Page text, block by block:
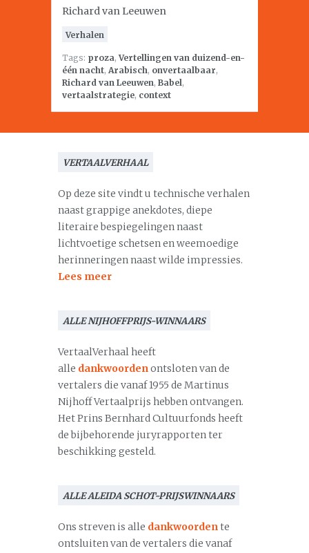
Richard van Leeuwen
Verhalen
Tags: proza,Vertellingen van duizend-en-
één nacht, Arabisch, onvertaalbaar,
Richard van Leeuwen, Babel,
vertaalstrategie, context
VERTAALVERHAAL
Op deze site vindt u technische verhalen
naast grappige anekdotes, diepe
literaire bespiegelingen naast
lichtvoetige schetsen en weemoedige
herinneringen naast wilde impressies.
Lees meer
ALLE NIJHOFFPRIJS-WINNAARS
VertaalVerhaal heeft
alle dankwoordenontsloten van de
vertalers die vanaf 1955 de Martinus
Nijhoff Vertaalprijs hebben ontvangen.
Het Prins Bernhard Cultuurfonds heeft
de bijbehorende juryrapporten ter
beschikking gesteld.
ALLE ALEIDA SCHOT-PRIJSWINNAARS
Ons streven is alle dankwoordente
ontsluiten van de vertalers die vanaf